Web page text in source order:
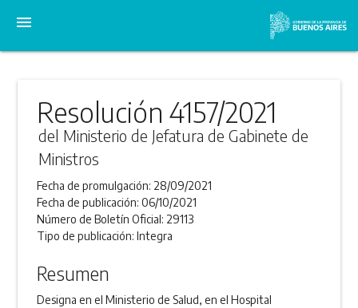
menu
Resolución 4157/2021
del Ministerio de Jefatura de Gabinete de
Ministros
Fecha de promulgación: 28/09/2021
Fecha de publicación:06/10/2021
Número de Boletín Oficial: 29113
Tipo de publicación:Integra
Resumen
Designa en el Ministerio de Salud, en el Hospital